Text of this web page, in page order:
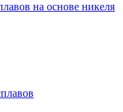
на основе никеля